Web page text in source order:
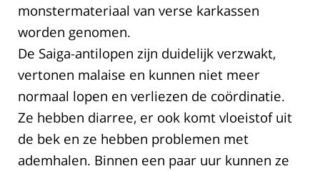
monstermateriaal van verse karkassen
worden genomen.
De Saiga-antilopen zijn duidelijk verzwakt,
vertonen malaise en kunnen niet meer
normaal lopen en verliezen de coördinatie.
Ze hebben diarree, er ook komt vloeistof uit
de bek en ze hebben problemen met
ademhalen. Binnen een paar uur kunnen ze